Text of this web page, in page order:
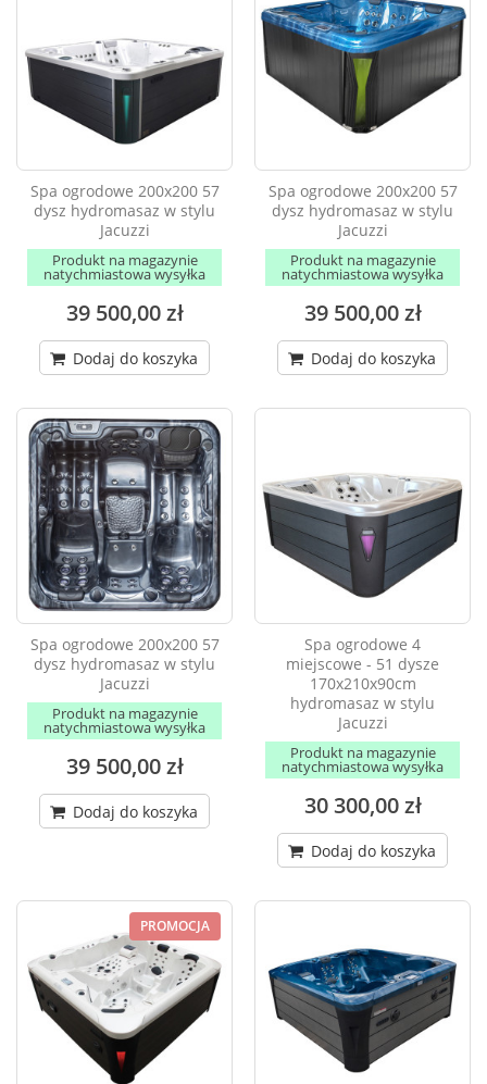
Spa ogrodowe 200x200 57
dysz hydromasaz w stylu
Jacuzzi
Produkt na magazynie
natychmiastowa wysyłka
39 500,00 zł
Dodaj do koszyka
Spa ogrodowe 200x200 57
dysz hydromasaz w stylu
Jacuzzi
Produkt na magazynie
natychmiastowa wysyłka
39 500,00 zł
Dodaj do koszyka
Spa ogrodowe 200x200 57
dysz hydromasaz w stylu
Jacuzzi
Produkt na magazynie
natychmiastowa wysyłka
39 500,00 zł
Dodaj do koszyka
Spa ogrodowe 4
miejscowe - 51 dysze
170x210x90cm
hydromasaz w stylu
Jacuzzi
Produkt na magazynie
natychmiastowa wysyłka
30 300,00 zł
Dodaj do koszyka
PROMOCJA